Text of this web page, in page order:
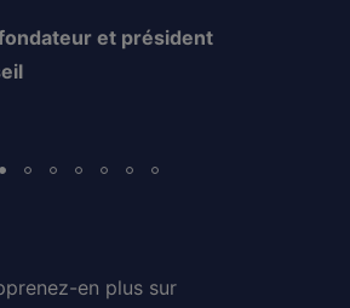
et président
en plus sur